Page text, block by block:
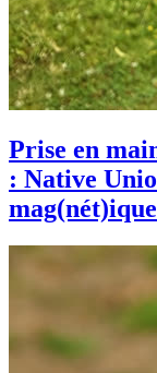
Prise en
: Native